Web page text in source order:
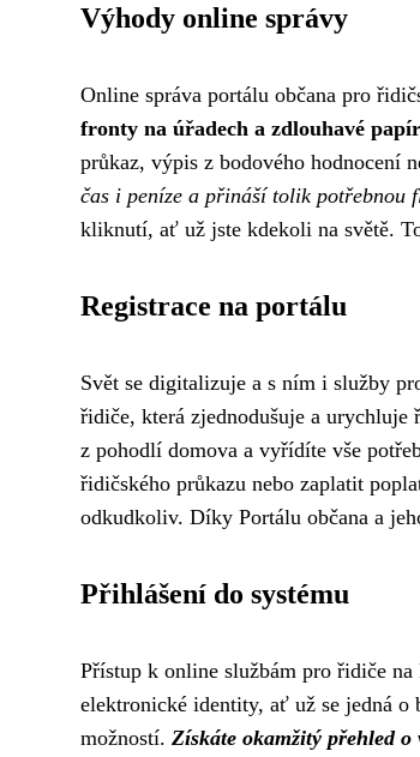
Výhody online správy
Online správa portálu občana pro
fronty na úřadech a zdlouhavé
průkaz, výpis z bodového hodnocení
čas i peníze a přináší tolik potřebnou
kliknutí, ať už jste kdekoli na světě.
Registrace na portálu
Svět se digitalizuje a s ním i služby
řidiče, která zjednodušuje a urychluje
z pohodlí domova a vyřídíte vše
řidičského průkazu nebo zaplatit
odkudkoliv. Díky Portálu občana a
Přihlášení do systému
Přístup k online službám pro řidiče
elektronické identity, ať už se jedná o
možností. Získáte okamžitý přehled